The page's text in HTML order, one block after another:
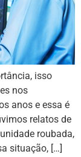
isso
nos
anos e essa é
relatos de
roubada,
situação, […]